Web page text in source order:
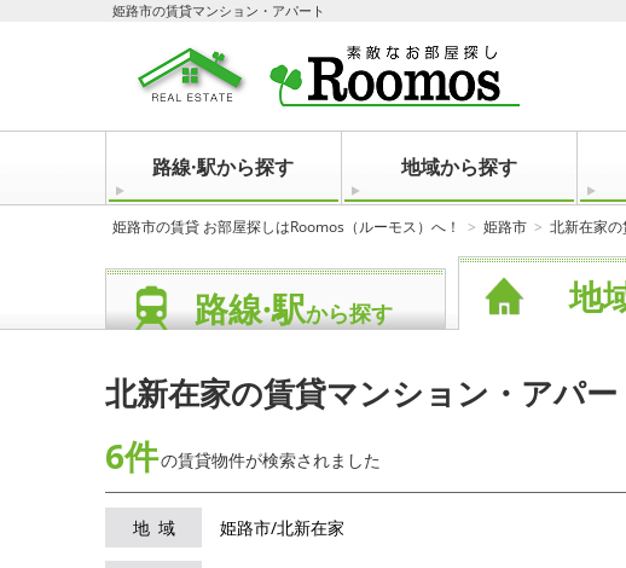
姫路市の賃貸マンション・アパート
路線·駅から探す 地域から探す
姫路市の賃貸 お部屋探しはRoomos（ルーモス）へ！ 姫路市 北新在家
路線·駅から探す 地
北新在家の賃貸マンション・アパー
6件の賃貸物件が検索されました
地域 姫路市/北新在家